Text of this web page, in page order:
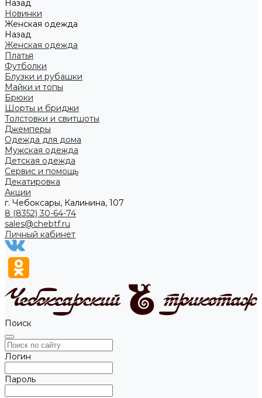
Назад
Новинки
Женская одежда
Назад
Женская одежда
Платья
Футболки
Блузки и рубашки
Майки и топы
Брюки
Шорты и бриджи
Толстовки и свитшоты
Джемперы
Одежда для дома
Мужская одежда
Детская одежда
Сервис и помощь
Декатировка
Акции
г. Чебоксары, Калинина, 107
8 (8352) 30-64-74
sales@chebtf.ru
Личный кабинет
Поиск
Логин
Пароль